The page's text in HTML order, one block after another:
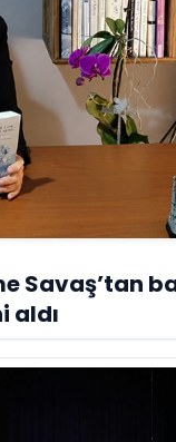
Savaş’tan
aldı